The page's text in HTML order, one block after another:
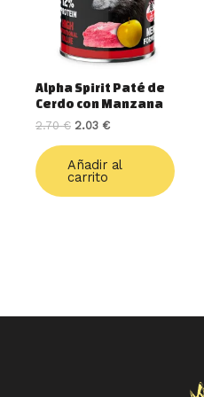
Alpha Spirit Paté de
Cerdo con Manzana
2.70€ 2.03 €
Añadir al
carrito